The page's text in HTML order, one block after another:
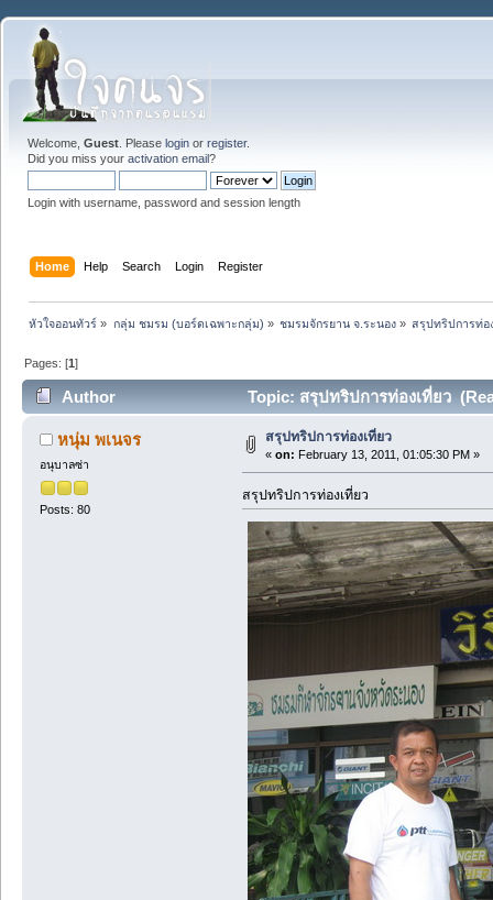
Welcome, Guest . Please login or register.
Did you miss your activation email?
Login with username, password and session length
Home Help Search Login Register
หัวใจออนทัวร์ » กลุ่ม ชมรม (บอร์ดเฉพาะกลุ่ม) » ชมรมจักรยาน จ.ระนอง» สรุปทริปการท่อ
Pages: [1]
Author Topic: สรุปทริปการท่องเที่ยว
หนุ่ม พเนจร
อนุบาลซ่า
Posts: 80
สรุปทริปการท่องเที่ยว
« on: February 13, 2011, 01:05:30 PM »
สรุปทริปการท่องเที่ยว